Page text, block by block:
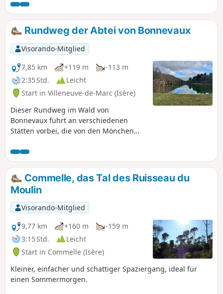
Rundweg der Abtei von Bonnevaux
Visorando-Mitglied
7,85 km
+119 m
-113 m
2:35 Std.
Leicht
Start in Villeneuve-de-Marc (Isère)
Dieser Rundweg im Wald von
Bonnevaux führt an verschiedenen
Stätten vorbei, die von den Mönchen
nicht mehr existierenden
Zisterzienserkloster, bewirtschaftet
wurden. Eine spezielle Beschilderung
verweist mittels Nummerierung auf die
in einer Broschüre beschriebenen
Stätten.
Commelle, das Tal des Ruisseau du
Moulin
Visorando-Mitglied
9,77 km
+160 m
-159 m
3:15 Std.
Leicht
Start in Commelle (Isère)
Kleiner, einfacher und schattiger Spaziergang, ideal für
einen Sommermorgen.